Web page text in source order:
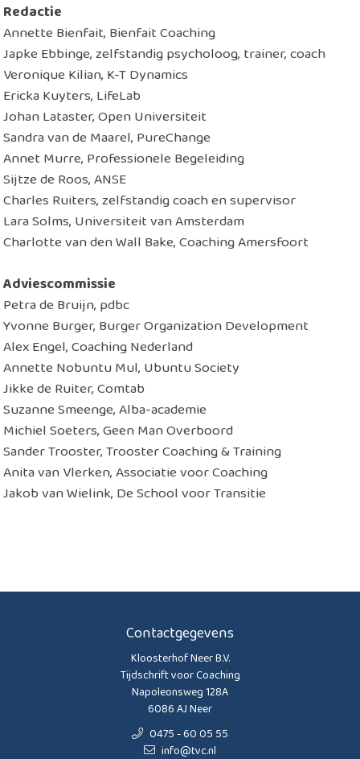
Redactie
Annette Bienfait, Bienfait Coaching
Japke Ebbinge, zelfstandig psycholoog, trainer, coach
Veronique Kilian, K-T Dynamics
Ericka Kuyters, LifeLab
Johan Lataster, Open Universiteit
Sandra van de Maarel, PureChange
Annet Murre, Professionele Begeleiding
Sijtze de Roos, ANSE
Charles Ruiters, zelfstandig coach en supervisor
Lara Solms, Universiteit van Amsterdam
Charlotte van den Wall Bake, Coaching Amersfoort
Adviescommissie
Petra de Bruijn, pdbc
Yvonne Burger, Burger Organization Development
Alex Engel, Coaching Nederland
Annette Nobuntu Mul, Ubuntu Society
Jikke de Ruiter, Comtab
Suzanne Smeenge, Alba-academie
Michiel Soeters, Geen Man Overboord
Sander Trooster, Trooster Coaching & Training
Anita van Vlerken, Associatie voor Coaching
Jakob van Wielink, De School voor Transitie
Contactgegevens
Kloosterhof Neer B.V.
Tijdschrift voor Coaching
Napoleonsweg 128A
6086 AJ Neer
0475 - 60 05 55
info@tvc.nl